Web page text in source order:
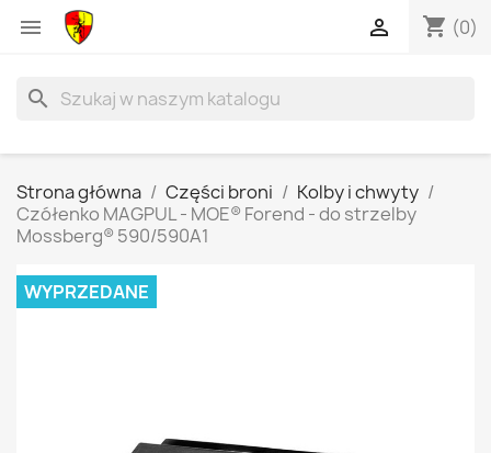
 shopping_cart (0)

search
Strona główna Części broni
Kolby i chwyty
Czółenko MAGPUL - MOE® Forend - do strzelby
Mossberg® 590/590A1
WYPRZEDANE